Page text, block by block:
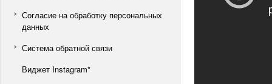
Согласие на обработку персональных
данных
Система обратной связи
Виджет Instagram*